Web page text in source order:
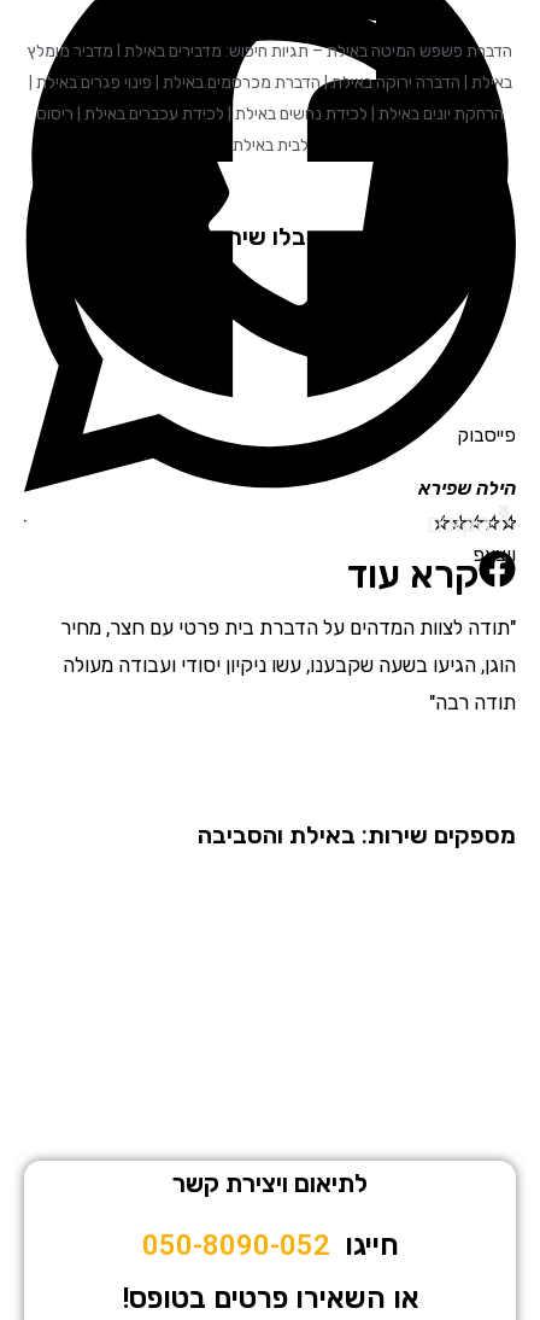
פייסבוק
ווצאפ
הדברת פשפש המיטה באילת – תגיות חיפוש: מדבירים באילת I מדביר מומלץ
באילת | הדברה ירוקה באילת | הדברת מכרסמים באילת | פינוי פגרים באילת |
הרחקת יונים באילת | לכידת נחשים באילת | לכידת עכברים באילת | ריסוס
לבית באילת
לקוחות שקיבלו שירות ממליצים
הילה שפירא
☆
☆
☆
☆
☆
קרא עוד
"תודה לצוות המדהים על הדברת בית פרטי עם חצר, מחיר
הוגן, הגיעו בשעה שקבענו, עשו ניקיון יסודי ועבודה מעולה
תודה רבה"
הקודם
הבא
מספקים שירות: באילת והסביבה
לתיאום ויצירת קשר
חייגו 050-8090-052
או השאירו פרטים בטופס!